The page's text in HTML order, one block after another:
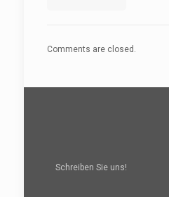
Comments are closed.
Schreiben Sie uns!